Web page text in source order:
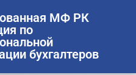
МФ РК
по
бухгалтеров